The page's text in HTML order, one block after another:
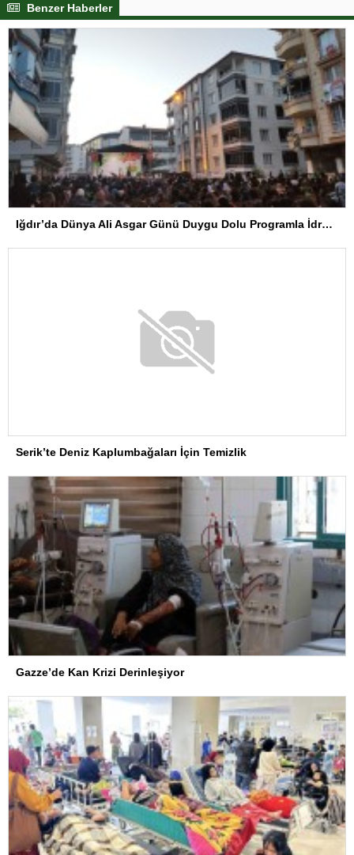
Benzer Haberler
Iğdır’da Dünya Ali Asgar Günü Duygu Dolu Programla İdrak Edildi
Serik’te Deniz Kaplumbağaları İçin Temizlik
Gazze’de Kan Krizi Derinleşiyor